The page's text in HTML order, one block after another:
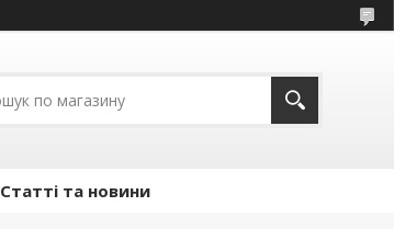
Статті та новини